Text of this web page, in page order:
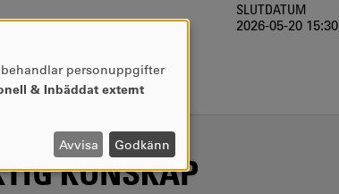
SLUTDATUM
2026-05-20 15:30
KUNSKAP
personuppgifter
& Inbäddat externt
Avvisa Godkänn